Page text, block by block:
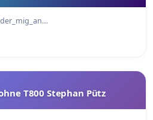
T800 Stephan Pütz